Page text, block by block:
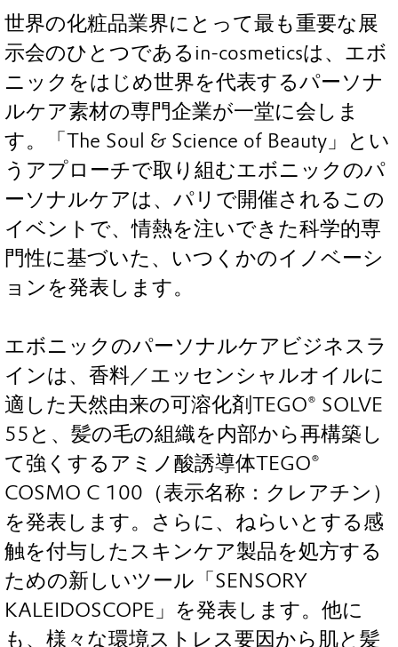
世界の化粧品業界にとって最も重要な展
示会のひとつであるin-cosmeticsは、エボ
ニックをはじめ世界を代表するパーソナ
ルケア素材の専門企業が一堂に会しま
す。「The Soul & Science of Beauty」とい
うアプローチで取り組むエボニックのパ
ーソナルケアは、パリで開催されるこの
イベントで、情熱を注いできた科学的専
門性に基づいた、いつくかのイノベーシ
ョンを発表します。
エボニックのパーソナルケアビジネスラ
インは、香料／エッセンシャルオイルに
適した天然由来の可溶化剤TEGO® SOLVE
55と、髪の毛の組織を内部から再構築し
て強くするアミノ酸誘導体TEGO®
COSMO C 100（表示名称：クレアチン）
を発表します。さらに、ねらいとする感
触を付与したスキンケア製品を処方する
ための新しいツール「SENSORY
KALEIDOSCOPE」を発表します。他に
も、様々な環境ストレス要因から肌と髪